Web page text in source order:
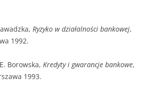
Ryzyko w działalności bankowej,
1992.
Borowska, Kredyty i gwarancje bankowe,
1993.